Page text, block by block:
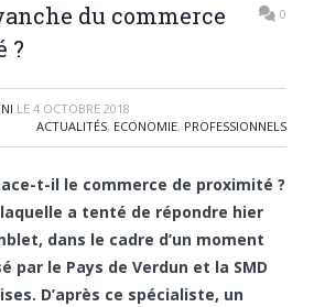
du commerce
?
0
LE 4 OCTOBRE 2018
ACTUALITÉS, ECONOMIE, PROFESSIONNELS
t-il le commerce de proximité ?
a tenté de répondre hier
dans le cadre d’un moment
par le Pays de Verdun et la SMD
D’après ce spécialiste, un